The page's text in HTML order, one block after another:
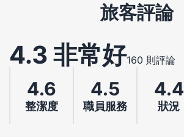
旅客評論
4.3 非常好160 則評論
4.6
整潔度
4.5
職員服務
4.4
狀況